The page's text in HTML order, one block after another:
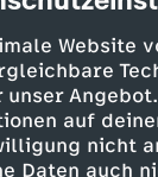
Website
auf
nicht
Daten auch